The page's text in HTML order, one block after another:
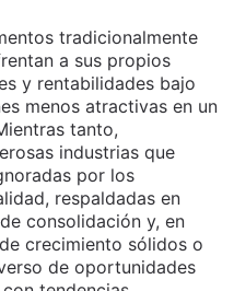
tradicionalmente
a sus propios
y rentabilidades bajo
menos atractivas en un
tanto,
industrias que
por los
respaldadas en
consolidación y, en
crecimiento sólidos o
de oportunidades